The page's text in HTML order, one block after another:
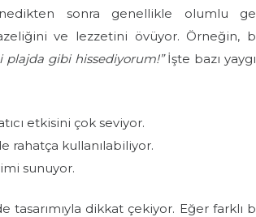
sonra genellikle olumlu
ve lezzetini övüyor. Örneğin,
plajda gibi hissediyorum!”İşte bazı
etkisini çok seviyor.
rahatça kullanılabiliyor.
sunuyor.
dikkat çekiyor. Eğer farklı